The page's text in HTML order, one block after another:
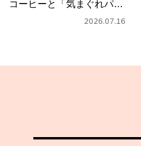
コーヒーと「気まぐれパス
2026.07.16